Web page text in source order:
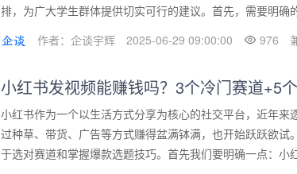
排，为广大学生群体提供切实可行的建议。首先，需要明确
作者：企谈宇辉
2025-06-29 09:00:00 976
小红书发视频能赚钱吗？3个冷门赛道+5
小红书作为一个以生活方式分享为核心的社交平台，近年
过种草、带货、广告等方式赚得盆满钵满，也开始跃跃欲
于选对赛道和掌握爆款选题技巧。首先我们要明确一点：小